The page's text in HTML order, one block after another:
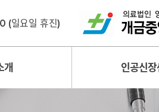
(일요일 휴진)
개 인공신장